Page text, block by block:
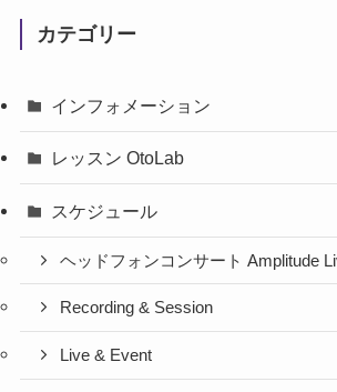
カテゴリー
インフォメーション
レッスン OtoLab
スケジュール
ヘッドフォンコンサート Amplitude
Recording & Session
Live & Event